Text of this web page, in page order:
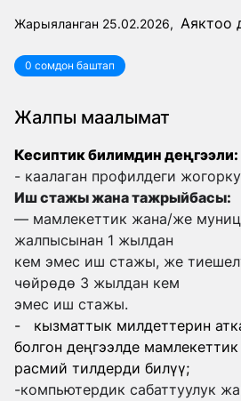
Жарыяланган 25.02.2026, Аяктоо
0 сомдон баштап
Жалпы маалымат
Кесиптик билимдин деңгээли:
- каалаган профилдеги
Иш стажы жана тажрыйбасы:
— мамлекеттик жана/же
жалпысынан 1 жылдан
кем эмес иш стажы, же
чөйрөдө 3 жылдан кем
эмес иш стажы.
- кызматтык милдеттерин
болгон деңгээлде
расмий тилдерди билүү;
-компьютердик сабаттуулук